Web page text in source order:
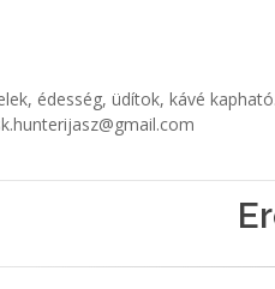
édesség, üdítok, kávé kapható.